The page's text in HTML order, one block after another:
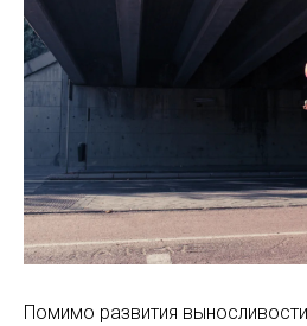
Помимо развития